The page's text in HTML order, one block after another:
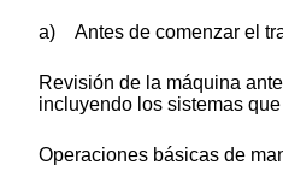
a) Antes de comenzar el
Revisión de la máquina
incluyendo los sistemas
Operaciones básicas de